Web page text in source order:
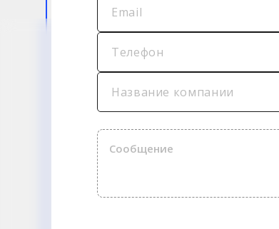
Email
Телефон
Название компании